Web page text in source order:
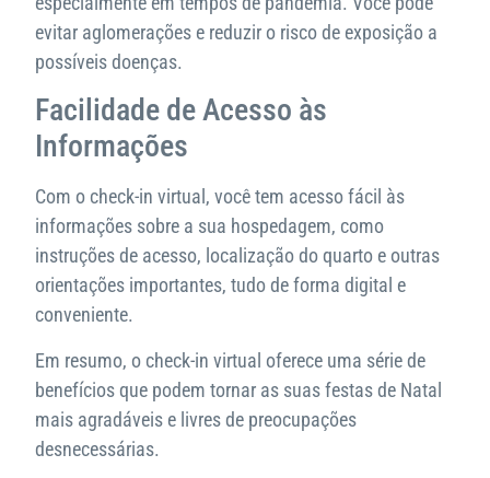
evitar aglomerações e reduzir o risco de exposição a
possíveis doenças.
Facilidade de Acesso às
Informações
Com o check-in virtual, você tem acesso fácil às
informações sobre a sua hospedagem, como
instruções de acesso, localização do quarto e outras
orientações importantes, tudo de forma digital e
conveniente.
Em resumo, o check-in virtual oferece uma série de
benefícios que podem tornar as suas festas de Natal
mais agradáveis e livres de preocupações
desnecessárias.